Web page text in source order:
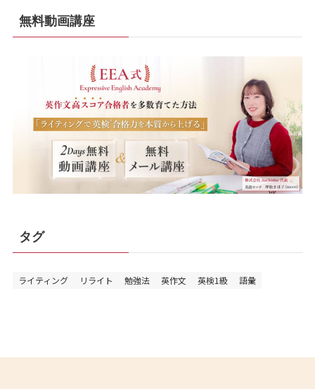
無料動画講座
タグ
ライティング リライト 勉強法 英作文 英検1級 語彙